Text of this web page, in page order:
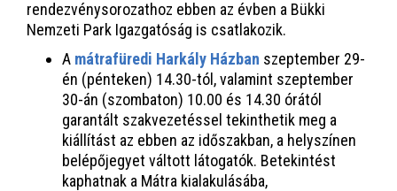
rendezvénysorozathoz ebben az évben a Bükki
Nemzeti Park Igazgatóság is csatlakozik.
A mátrafüredi Harkály Házban szeptember 29-
én (pénteken) 14.30-tól, valamint szeptember
30-án (szombaton) 10.00 és 14.30 órától
garantált szakvezetéssel tekinthetik meg a
kiállítást az ebben az időszakban, a helyszínen
belépőjegyet váltott látogatók. Betekintést
kaphatnak a Mátra kialakulásába,